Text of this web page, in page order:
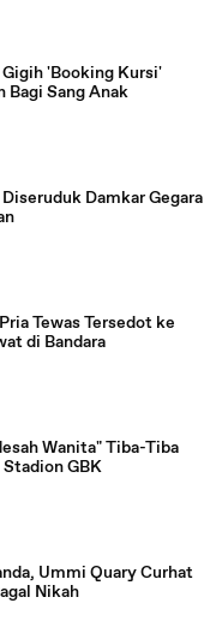
'Booking Kursi'
Bagi Sang Anak
Damkar Gegara
Tewas Tersedot ke
di Bandara
Wanita" Tiba-Tiba
GBK
Ummi Quary Curhat
Nikah